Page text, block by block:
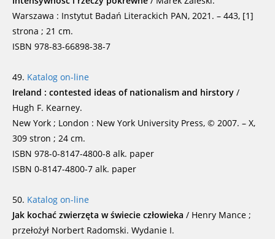
Warszawa : Instytut Badań Literackich PAN, 2021. – 443, [1]
strona ; 21 cm.
ISBN 978-83-66898-38-7
49. Katalog on-line
Ireland : contested ideas of nationalism and hirstory /
Hugh F. Kearney.
New York ; London : New York University Press, © 2007. – X,
309 stron ; 24 cm.
ISBN 978-0-8147-4800-8 alk. paper
ISBN 0-8147-4800-7 alk. paper
50. Katalog on-line
Jak kochać zwierzęta w świecie człowieka / Henry Mance ;
przełożył Norbert Radomski. Wydanie I.